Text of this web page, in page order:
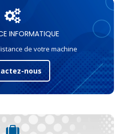
INFORMATIQUE
de votre machine
nous